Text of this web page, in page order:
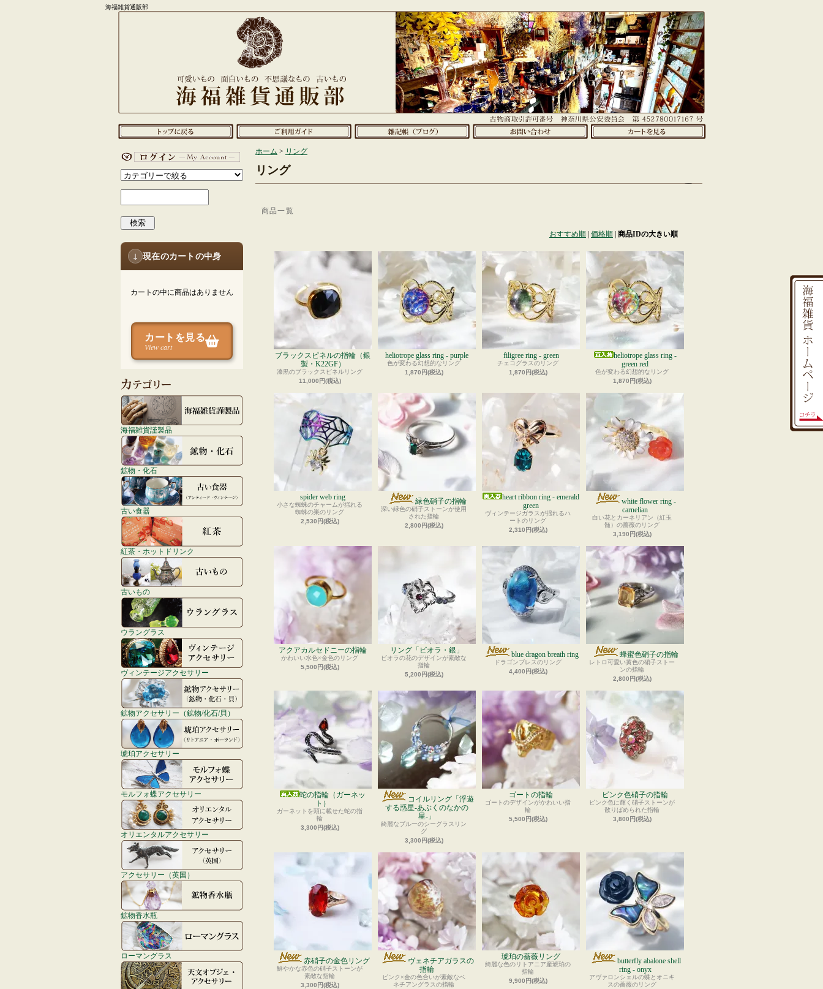
海福雑貨通販部
検索
↓ 現在のカートの中身
カートの中に商品はありません
カートを見る
View cart
海福雑貨謹製品
鉱物・化石
古い食器
紅茶・ホットドリンク
古いもの
ウラングラス
ヴィンテージアクセサリー
鉱物アクセサリー（鉱物/化石/貝）
琥珀アクセサリー
モルフォ蝶アクセサリー
オリエンタルアクセサリー
アクセサリー（英国）
鉱物香水瓶
ローマングラス
ホーム > リング
リング
商品一覧
おすすめ順 価格順 商品IDの大きい順
ブラックスピネルの指輪（銀
製・K22GF）
漆黒のブラックスピネルリング
11,000円(税込)
heliotrope glass ring - purple
色が変わる幻想的なリング
1,870円(税込)
filigree ring - green
チェコグラスのリング
1,870円(税込)
heliotrope glass ring -
green red
色が変わる幻想的なリング
1,870円(税込)
spider web ring
小さな蜘蛛のチャームが揺れる
蜘蛛の巣のリング
2,530円(税込)
緑色硝子の指輪
深い緑色の硝子ストーンが使用
された指輪
2,800円(税込)
heart ribbon ring - emerald
green
ヴィンテージガラスが揺れるハ
ートのリング
2,310円(税込)
white flower ring -
carnelian
白い花とカーネリアン（紅玉
髄）の薔薇のリング
3,190円(税込)
アクアカルセドニーの指輪
かわいい水色×金色のリング
5,500円(税込)
リング「ビオラ・銀」
ビオラの花のデザインが素敵な
指輪
5,200円(税込)
blue dragon breath ring
ドラゴンブレスのリング
4,400円(税込)
蜂蜜色硝子の指輪
レトロ可愛い黄色の硝子ストー
ンの指輪
2,800円(税込)
蛇の指輪（ガーネッ
ト）
ガーネットを頭に載せた蛇の指
輪
3,300円(税込)
コイルリング「浮遊
する惑星-あぶくのなかの
星-」
綺麗なブルーのシーグラスリン
グ
3,300円(税込)
ゴートの指輪
ゴートのデザインがかわいい指
輪
5,500円(税込)
ピンク色硝子の指輪
ピンク色に輝く硝子ストーンが
散りばめられた指輪
3,800円(税込)
赤硝子の金色リング
鮮やかな赤色の硝子ストーンが
素敵な指輪
3,300円(税込)
ヴェネチアガラスの
指輪
ピンク×金の色合いが素敵なベ
ネチアングラスの指輪
琥珀の薔薇リング
綺麗な色のリトアニア産琥珀の
指輪
9,900円(税込)
butterfly abalone shell
ring - onyx
アヴァロンシェルの蝶とオニキ
スの薔薇のリング